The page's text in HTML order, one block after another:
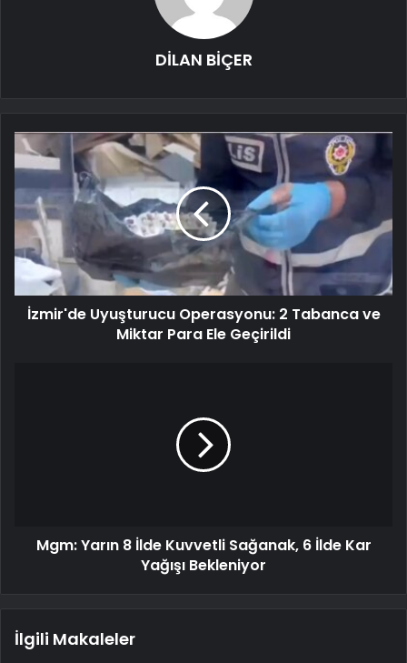
DİLAN BİÇER
İzmir'de Uyuşturucu Operasyonu: 2 Tabanca ve
Miktar Para Ele Geçirildi
Mgm: Yarın 8 İlde Kuvvetli Sağanak, 6 İlde Kar
Yağışı Bekleniyor
İlgili Makaleler